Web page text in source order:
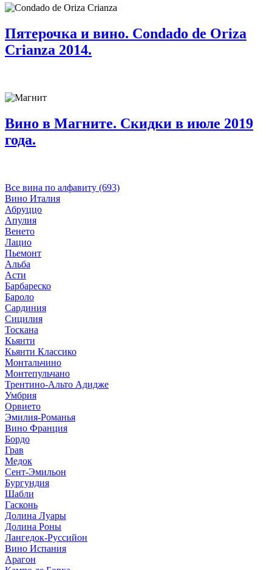
Пятерочка и вино. Condado de Oriza
Crianza 2014.
Вино в Магните. Скидки в июле 2019
года.
Все вина по алфавиту (693)
Вино Италия
Абруццо
Апулия
Венето
Лацио
Пьемонт
Альба
Асти
Барбареско
Бароло
Сардиния
Сицилия
Тоскана
Кьянти
Кьянти Классико
Монтальчино
Монтепульчано
Трентино-Альто Адидже
Умбрия
Орвието
Эмилия-Романья
Вино Франция
Бордо
Грав
Медок
Сент-Эмильон
Бургундия
Шабли
Гасконь
Долина Луары
Долина Роны
Лангедок-Руссийон
Вино Испания
Арагон